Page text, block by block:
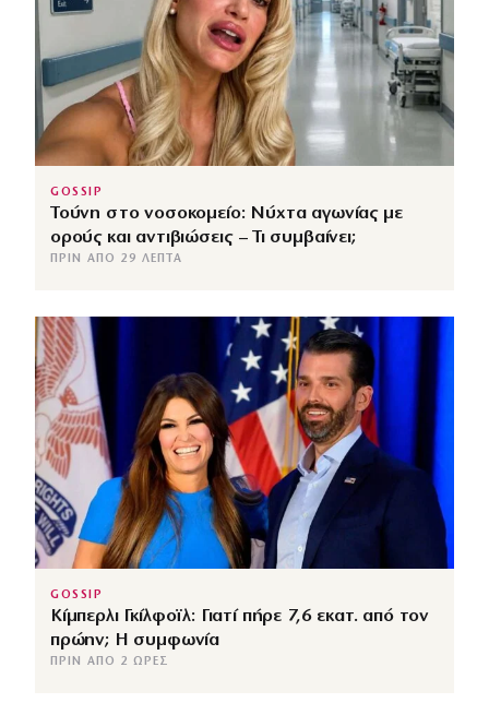
GOSSIP
Τούνη στο νοσοκομείο: Νύχτα αγωνίας με
ορούς και αντιβιώσεις – Τι συμβαίνει;
ΠΡΙΝ ΑΠΌ 29 ΛΕΠΤΆ
GOSSIP
Κίμπερλι Γκίλφοϊλ: Γιατί πήρε 7,6 εκατ. από τον
πρώην; Η συμφωνία
ΠΡΙΝ ΑΠΌ 2 ΏΡΕΣ